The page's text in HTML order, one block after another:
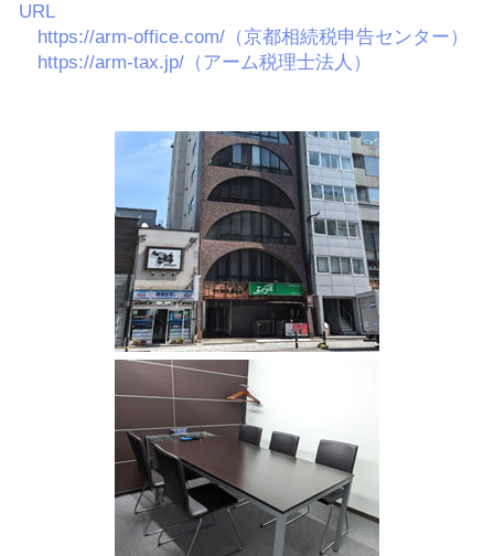
URL
https://arm-office.com/（京都相続税申告センター）
https://arm-tax.jp/（アーム税理士法人）